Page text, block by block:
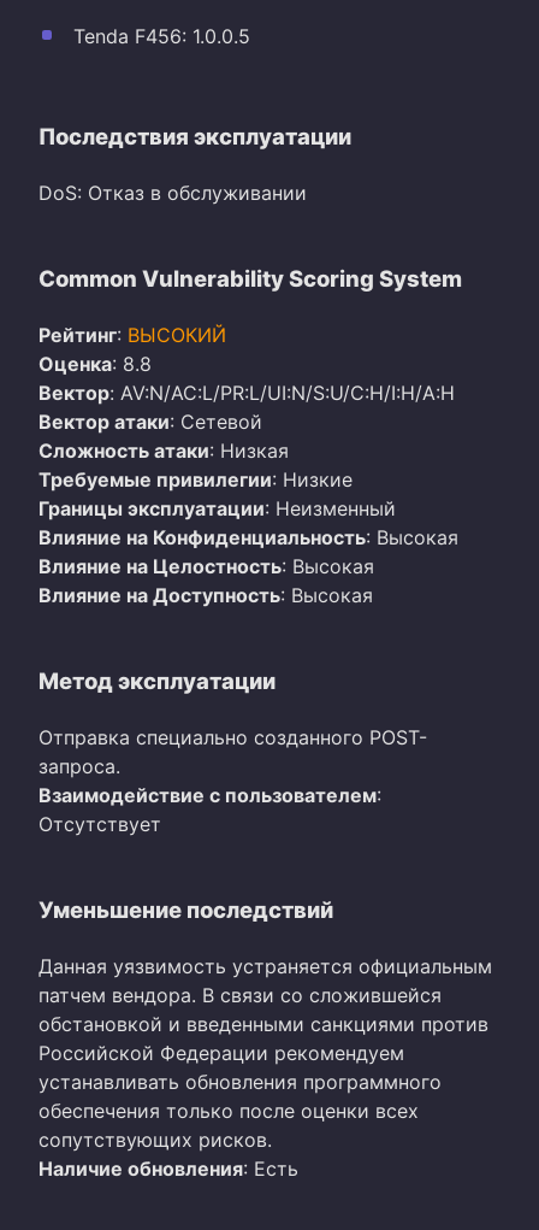
Tenda F456: 1.0.0.5
Последствия эксплуатации
DoS: Отказ в обслуживании
Common Vulnerability Scoring System
Рейтинг: ВЫСОКИЙ
Оценка: 8.8
Вектор: AV:N/AC:L/PR:L/UI:N/S:U/C:H/I:H/A:H
Вектор атаки: Сетевой
Сложность атаки: Низкая
Требуемые привилегии: Низкие
Границы эксплуатации: Неизменный
Влияние на Конфиденциальность: Высокая
Влияние на Целостность: Высокая
Влияние на Доступность: Высокая
Метод эксплуатации
Отправка специально созданного POST-
запроса.
Взаимодействие с пользователем:
Отсутствует
Уменьшение последствий
Данная уязвимость устраняется официальным
патчем вендора. В связи со сложившейся
обстановкой и введенными санкциями против
Российской Федерации рекомендуем
устанавливать обновления программного
обеспечения только после оценки всех
сопутствующих рисков.
Наличие обновления: Есть